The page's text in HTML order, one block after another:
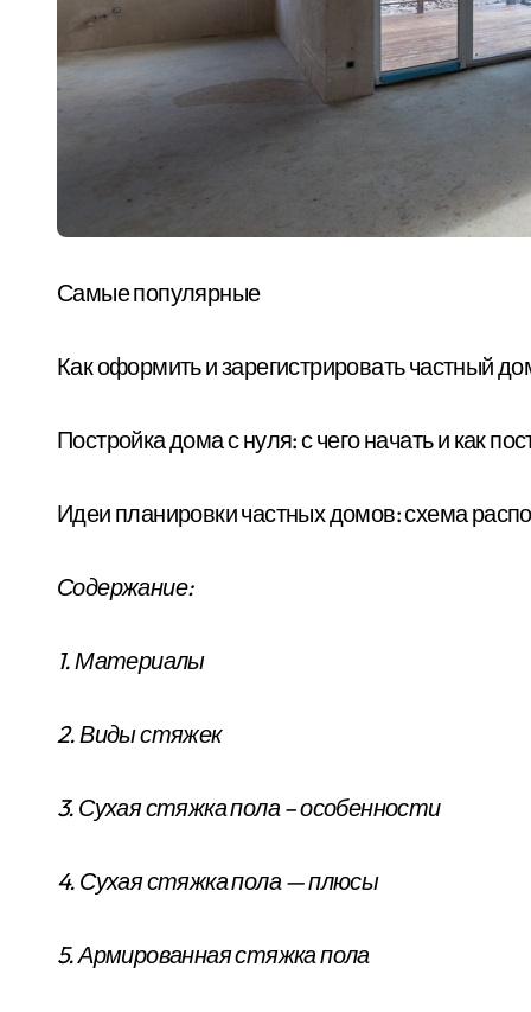
Самые популярные
Как оформить и зарегистрировать частный
Постройка дома с нуля: с чего начать и как
Идеи планировки частных домов: схема
Содержание:
1. Материалы
2. Виды стяжек
3. Сухая стяжка пола – особенности
4. Сухая стяжка пола — плюсы
5. Армированная стяжка пола